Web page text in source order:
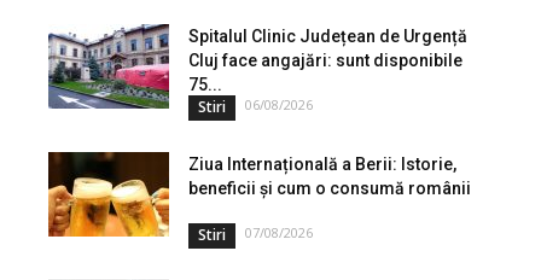
Spitalul Clinic Județean de Urgență
Cluj face angajări: sunt disponibile
75...
Stiri 06/08/2026
Ziua Internațională a Berii: Istorie,
beneficii și cum o consumă românii
Stiri 07/08/2026